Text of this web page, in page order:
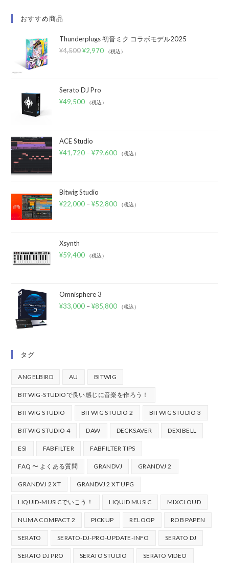
おすすめ商品
Thunderplugs 初音ミク コラボモデル2025
¥4,500 ¥2,970 （税込）
Serato DJ Pro
¥49,500 （税込）
ACE Studio
¥41,720 –¥79,600 （税込）
Bitwig Studio
¥22,000 –¥52,800 （税込）
Xsynth
¥59,400 （税込）
Omnisphere 3
¥33,000 –¥85,800 （税込）
タグ
ANGELBIRD AU BITWIG
BITWIG-STUDIOで良い感じに音楽を作ろう！
BITWIG STUDIO BITWIG STUDIO 2 BITWIG STUDIO 3
BITWIG STUDIO 4 DAW DECKSAVER DEXIBELL
ESI FABFILTER FABFILTER TIPS
FAQ 〜 よくある質問 GRANDVJ GRANDVJ 2
GRANDVJ 2 XT GRANDVJ 2 XT UPG
LIQUID-MUSICでいこう！ LIQUID MUSIC MIXCLOUD
NUMA COMPACT 2 PICKUP RELOOP ROB PAPEN
SERATO SERATO-DJ-PRO-UPDATE-INFO SERATO DJ
SERATO DJ PRO SERATO STUDIO SERATO VIDEO